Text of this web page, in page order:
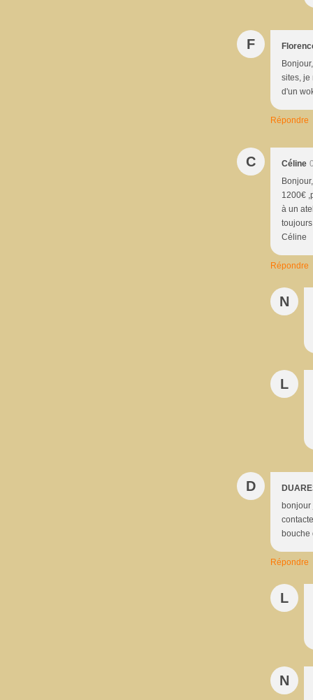
F
sites, je
d'un
Répondre
C Céline
1200€
à un
Céline
Répondre
N
L
D
bonjour
bouche
Répondre
L
N